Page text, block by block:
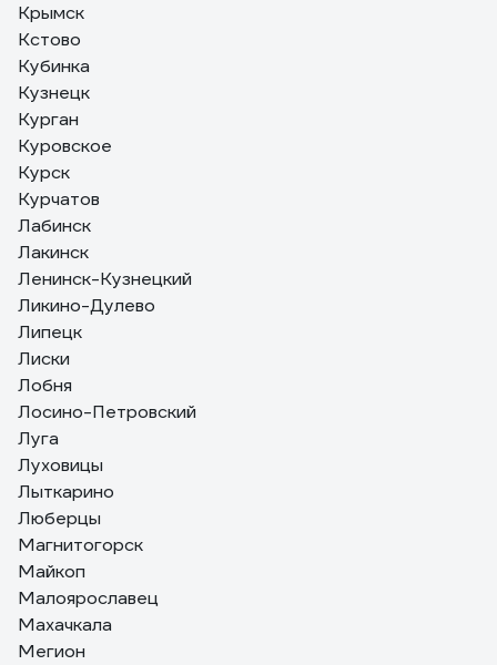
Крымск
Кстово
Кубинка
Кузнецк
Курган
Куровское
Курск
Курчатов
Лабинск
Лакинск
Ленинск-Кузнецкий
Ликино-Дулево
Липецк
Лиски
Лобня
Лосино-Петровский
Луга
Луховицы
Лыткарино
Люберцы
Магнитогорск
Майкоп
Малоярославец
Махачкала
Мегион